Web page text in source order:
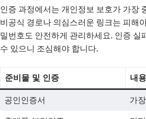
인증 과정에서는 개인정보 보호가 가장
비공식 경로나 의심스러운 링크는 피해
밀번호도 안전하게 관리하세요. 인증 실
수 있으니 조심해야 합니다.
준비물 및 인증 내용
공인인증서 가